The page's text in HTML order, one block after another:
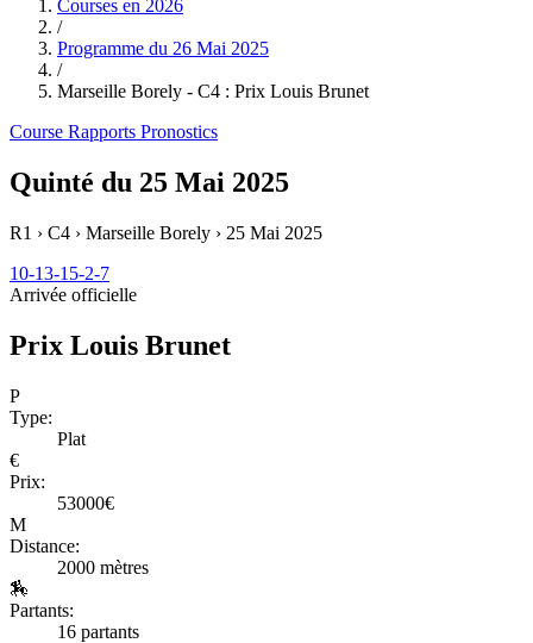
Courses en 2026
/
Programme du 26 Mai 2025
/
Marseille Borely - C4 : Prix Louis Brunet
Course Rapports Pronostics
Quinté du 25 Mai 2025
R1 › C4 › Marseille Borely › 25 Mai 2025
10-13-15-2-7
Arrivée officielle
Prix Louis Brunet
P
Type:
Plat
€
Prix:
53000€
M
Distance:
2000 mètres
🏇
Partants:
16 partants